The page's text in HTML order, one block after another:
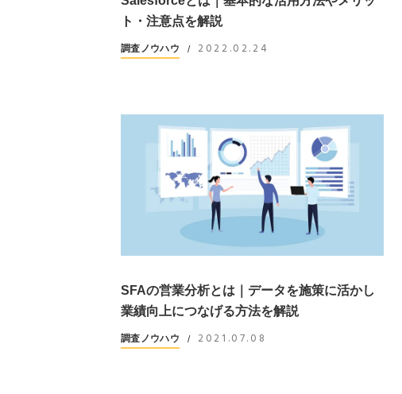
ト・注意点を解説
調査ノウハウ / 2022.02.24
SFAの営業分析とは｜データを施策に活かし
業績向上につなげる方法を解説
調査ノウハウ / 2021.07.08